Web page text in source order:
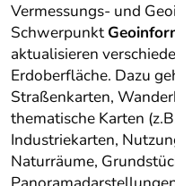
Vermessungs- und
Schwerpunkt
aktualisieren
Erdoberfläche. Dazu
Straßenkarten,
thematische Karten
Industriekarten,
Naturräume,